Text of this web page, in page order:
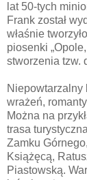
lat 50-tych
Frank został
właśnie
piosenki
stworzenia tzw.
Niepowtarzalny
wrażeń,
Można na
trasa
Zamku
Książęcą,
Piastowską.